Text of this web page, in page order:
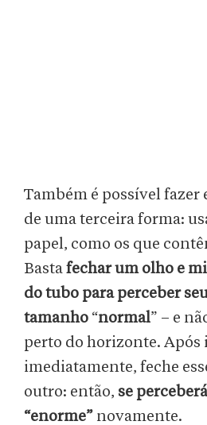
Também é possível fazer
de uma terceira forma:
papel, como os que
Bastafechar um olho e
do tubo para perceber
tamanho “normal” – e
perto do horizonte. Após
imediatamente, feche
outro: então, se
“enorme” novamente.